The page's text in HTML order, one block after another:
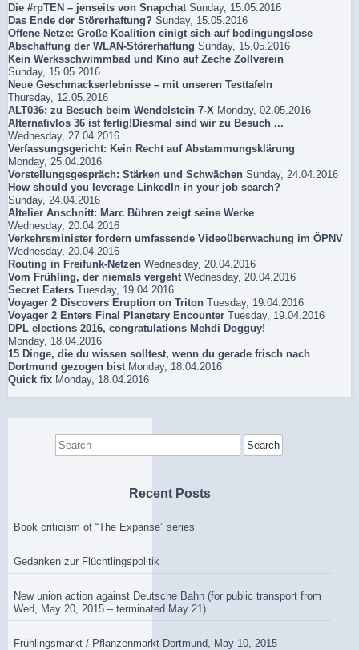
Die #rpTEN – jenseits von Snapchat Sunday, 15.05.2016
Das Ende der Störerhaftung? Sunday, 15.05.2016
Offene Netze: Große Koalition einigt sich auf bedingungslose
Abschaffung der WLAN-Störerhaftung Sunday, 15.05.2016
Kein Werksschwimmbad und Kino auf Zeche Zollverein
Sunday, 15.05.2016
Neue Geschmackserlebnisse – mit unseren Testtafeln
Thursday, 12.05.2016
ALT036: zu Besuch beim Wendelstein 7-X Monday, 02.05.2016
Alternativlos 36 ist fertig!Diesmal sind wir zu Besuch ...
Wednesday, 27.04.2016
Verfassungsgericht: Kein Recht auf Abstammungsklärung
Monday, 25.04.2016
Vorstellungsgespräch: Stärken und Schwächen Sunday, 24.04.2016
How should you leverage LinkedIn in your job search?
Sunday, 24.04.2016
Altelier Anschnitt: Marc Bühren zeigt seine Werke
Wednesday, 20.04.2016
Verkehrsminister fordern umfassende Videoüberwachung im ÖPNV
Wednesday, 20.04.2016
Routing in Freifunk-Netzen Wednesday, 20.04.2016
Vom Frühling, der niemals vergeht Wednesday, 20.04.2016
Secret Eaters Tuesday, 19.04.2016
Voyager 2 Discovers Eruption on Triton Tuesday, 19.04.2016
Voyager 2 Enters Final Planetary Encounter Tuesday, 19.04.2016
DPL elections 2016, congratulations Mehdi Dogguy!
Monday, 18.04.2016
15 Dinge, die du wissen solltest, wenn du gerade frisch nach
Dortmund gezogen bist Monday, 18.04.2016
Quick fix Monday, 18.04.2016
Search
for:
Recent Posts
Book criticism of “The Expanse” series
Gedanken zur Flüchtlingspolitik
New union action against Deutsche Bahn (for public transport from
Wed, May 20, 2015 – terminated May 21)
Frühlingsmarkt / Pflanzenmarkt Dortmund, May 10, 2015